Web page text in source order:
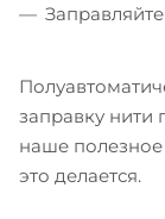
заправку нити
наше
это делается.